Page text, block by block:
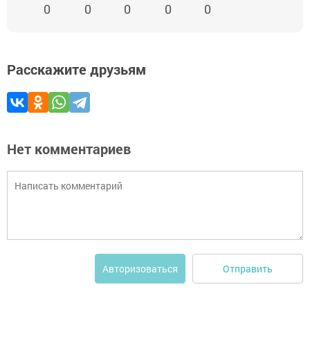
0 0 0 0 0
Расскажите друзьям
Нет комментариев
Авторизоваться Отправить